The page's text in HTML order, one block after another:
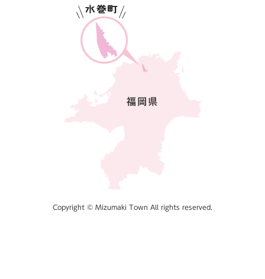
Copyright © Mizumaki Town All rights reserved.